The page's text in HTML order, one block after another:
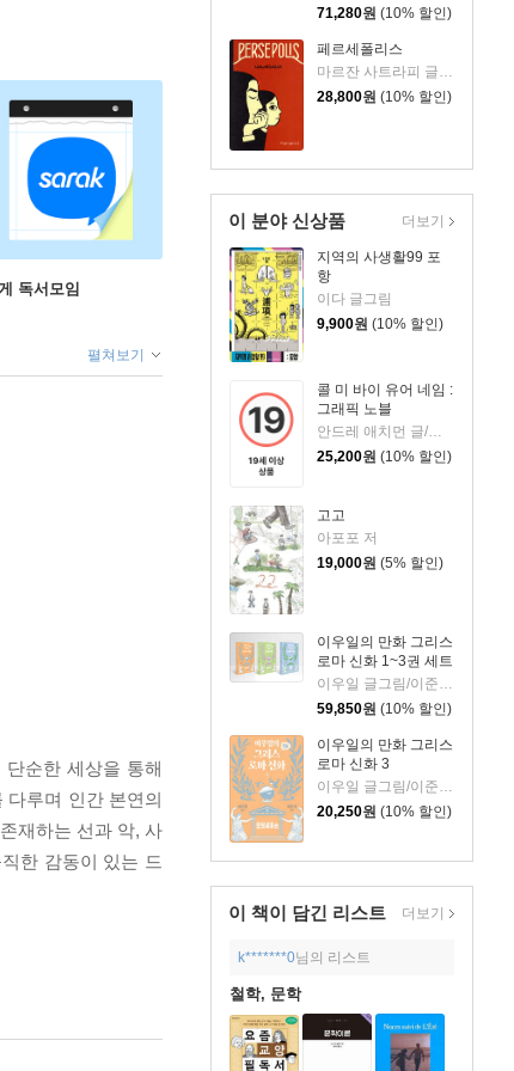
71,280원 (10% 할인)
페르세폴리스
마르잔 사트라피 글그림/박언주 역
28,800원 (10% 할인)
이 분야 신상품
지역의 사생활99 포
항
이다 글그림
9,900원 (10% 할인)
콜 미 바이 유어 네임 :
그래픽 노블
안드레 애치먼 글/사라 맥스웰 맥니콜 그림/정지현 역
25,200원 (10% 할인)
고고
아포포 저
19,000원 (5% 할인)
이우일의 만화 그리스
로마 신화 1~3권 세트
이우일 글그림/이준석 역
59,850원 (10% 할인)
이우일의 만화 그리스
로마 신화 3
이우일 글그림/이준석 역
20,250원 (10% 할인)
더보기
이 책이 담긴 리스트 더보기
k*******0님의 리스트
철학, 문학
독서모임
펼쳐보기
순한 세상을 통해
루며 인간 본연의
재하는 선과 악, 사
한 감동이 있는 드